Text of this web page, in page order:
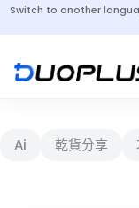
Switch to another
Ai 乾貨分享